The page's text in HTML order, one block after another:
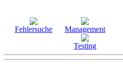
Fehlersuche Management
Testing